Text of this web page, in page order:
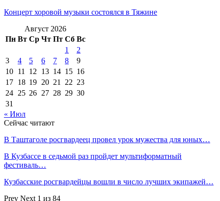
Концерт хоровой музыки состоялся в Тяжине
Август 2026
Пн Вт Ср Чт Пт Сб Вс
1
2
3
4 5 6 7 8
9
10 11 12 13 14 15 16
17 18 19 20 21 22 23
24 25 26 27 28 29 30
31
« Июл
Сейчас читают
В Таштаголе росгвардеец провел урок мужества для юных…
В Кузбассе в седьмой раз пройдет мультиформатный
фестиваль…
Кузбасские росгвардейцы вошли в число лучших экипажей…
Prev Next 1 из 84